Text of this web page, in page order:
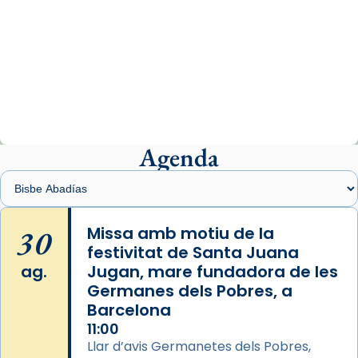
presidit aquest 27 de juliol la missa de Les
Santes de Mataró.
🔗
📸 J. Merino
Photo
View on Facebook Share
Arquebisbat de Barcelona
de Barcelona.
2 weeks ago
Agenda
30
ag.
Missa amb motiu de la
festivitat de Santa Juana
Jugan, mare fundadora de les
Germanes dels Pobres, a
Barcelona
11:00
Llar d’avis Germanetes dels Pobres,